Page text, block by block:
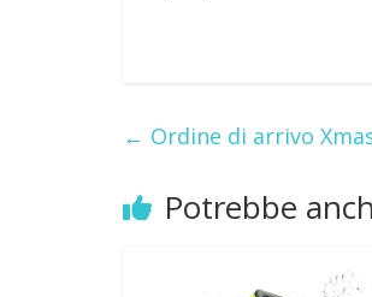
← Ordine di arrivo
Potrebbe